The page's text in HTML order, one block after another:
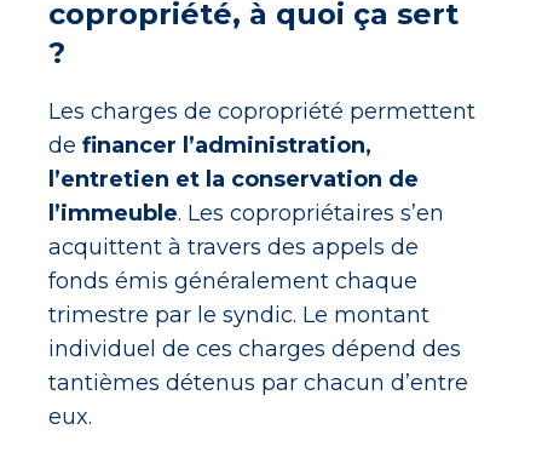
copropriété, à quoi ça sert
?
Les charges de copropriété permettent
de financer l’administration,
l’entretien et la conservation de
l’immeuble. Les copropriétaires s’en
acquittent à travers des appels de
fonds émis généralement chaque
trimestre par le syndic. Le montant
individuel de ces charges dépend des
tantièmes détenus par chacun d’entre
eux.